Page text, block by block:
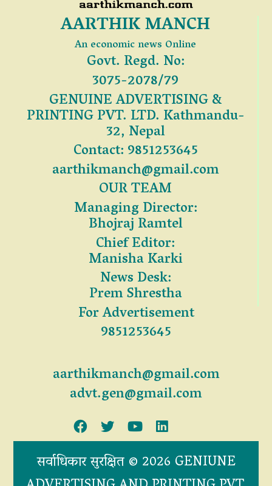
AARTHIK MANCH
An economic news Online
Govt. Regd. No:
3075-2078/79
GENUINE ADVERTISING &
PRINTING PVT. LTD. Kathmandu-
32, Nepal
Contact: 9851253645
aarthikmanch@gmail.com
OUR TEAM
Managing Director:
Bhojraj Ramtel
Chief Editor:
Manisha Karki
News Desk:
Prem Shrestha
For Advertisement
9851253645
aarthikmanch@gmail.com
advt.gen@gmail.com
सर्वाधिकार सुरक्षित © 2026 GENIUNE